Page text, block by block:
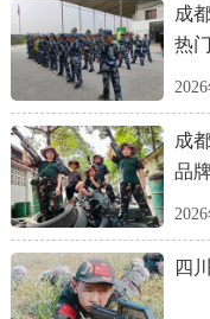
成
热
成
品
四